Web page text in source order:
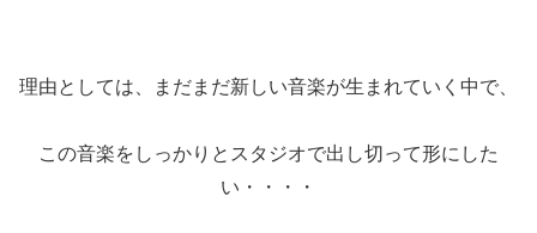
理由としては、まだまだ新しい音楽が生まれていく中で、
この音楽をしっかりとスタジオで出し切って形にした
い・・・・